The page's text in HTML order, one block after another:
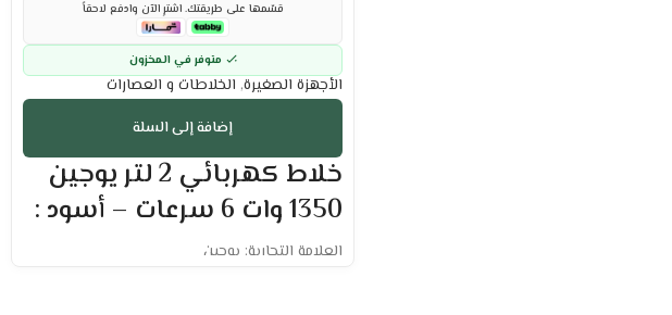
قسّمها على طريقتك. اشترِ الآن وادفع لاحقاً
متوفر في المخزون
الأجهزة الصغيرة, الخلاطات و العصارات
إضافة إلى السلة
خلاط كهربائي 2 لتر يوجين
1350 وات 6 سرعات – أسود :
العلامة التجارية: يوجين